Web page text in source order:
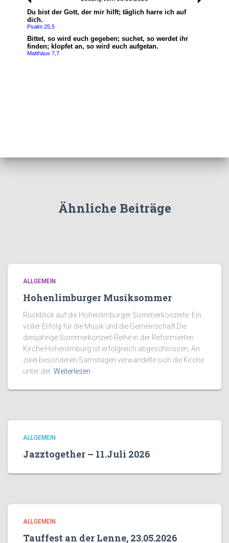
Ähnliche Beiträge
ALLGEMEIN
Hohenlimburger Musiksommer
Rückblick auf die Hohenlimburger Sommerkonzerte: Ein
voller Erfolg für die Musik und die Gemeinschaft Die
diesjährige Sommerkonzert-Reihe in der Reformierten
Kirche Hohenlimburg ist erfolgreich abgeschlossen. An
zwei besonderen Samstagen verwandelte sich die Kirche
unter der Weiterlesen
ALLGEMEIN
Jazztogether – 11.Juli 2026
ALLGEMEIN
Tauffest an der Lenne, 23.05.2026